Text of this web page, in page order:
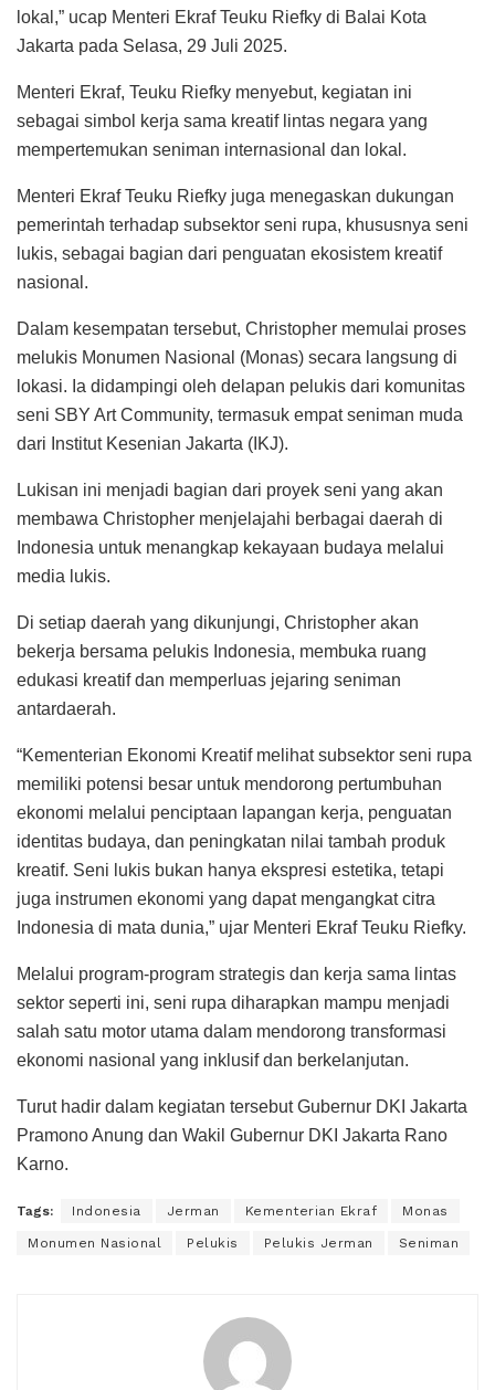
lokal,” ucap Menteri Ekraf Teuku Riefky di Balai Kota
Jakarta pada Selasa, 29 Juli 2025.
Menteri Ekraf, Teuku Riefky menyebut, kegiatan ini
sebagai simbol kerja sama kreatif lintas negara yang
mempertemukan seniman internasional dan lokal.
Menteri Ekraf Teuku Riefky juga menegaskan dukungan
pemerintah terhadap subsektor seni rupa, khususnya seni
lukis, sebagai bagian dari penguatan ekosistem kreatif
nasional.
Dalam kesempatan tersebut, Christopher memulai proses
melukis Monumen Nasional (Monas) secara langsung di
lokasi. Ia didampingi oleh delapan pelukis dari komunitas
seni SBY Art Community, termasuk empat seniman muda
dari Institut Kesenian Jakarta (IKJ).
Lukisan ini menjadi bagian dari proyek seni yang akan
membawa Christopher menjelajahi berbagai daerah di
Indonesia untuk menangkap kekayaan budaya melalui
media lukis.
Di setiap daerah yang dikunjungi, Christopher akan
bekerja bersama pelukis Indonesia, membuka ruang
edukasi kreatif dan memperluas jejaring seniman
antardaerah.
“Kementerian Ekonomi Kreatif melihat subsektor seni rupa
memiliki potensi besar untuk mendorong pertumbuhan
ekonomi melalui penciptaan lapangan kerja, penguatan
identitas budaya, dan peningkatan nilai tambah produk
kreatif. Seni lukis bukan hanya ekspresi estetika, tetapi
juga instrumen ekonomi yang dapat mengangkat citra
Indonesia di mata dunia,” ujar Menteri Ekraf Teuku Riefky.
Melalui program-program strategis dan kerja sama lintas
sektor seperti ini, seni rupa diharapkan mampu menjadi
salah satu motor utama dalam mendorong transformasi
ekonomi nasional yang inklusif dan berkelanjutan.
Turut hadir dalam kegiatan tersebut Gubernur DKI Jakarta
Pramono Anung dan Wakil Gubernur DKI Jakarta Rano
Karno.
Tags: Indonesia Jerman Kementerian Ekraf Monas
Monumen Nasional Pelukis Pelukis Jerman Seniman